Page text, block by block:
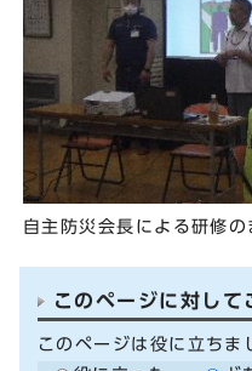
自主防災会長による研修の
このページに対して
このページは役に立ちま